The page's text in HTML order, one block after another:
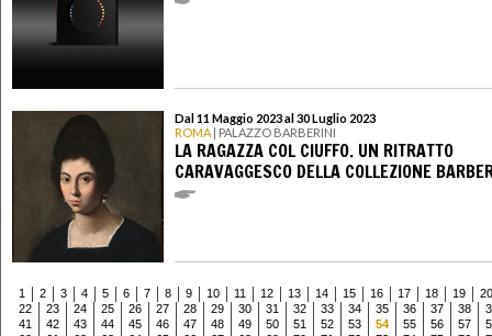
Dal 11 Maggio 2023 al 30 Luglio 2023
ROMA | PALAZZO BARBERINI
LA RAGAZZA COL CIUFFO. UN RITRATTO
CARAVAGGESCO DELLA COLLEZIONE
1 2 3 4 5 6 7 8 9 10 11 12 13 14 15 16 17 18 19
20
22
23 24 25 26 27 28 29 30 31 32 33 34 35 36 37 38
41
42 43 44 45 46 47 48 49 50 51 52 53 54 55 56 57